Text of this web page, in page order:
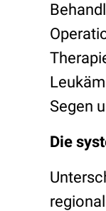
Segen
Die